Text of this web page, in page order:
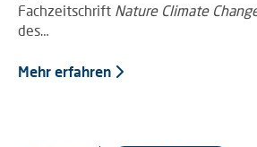
Fachzeitschrift Nature Climate
des…
Mehr erfahren